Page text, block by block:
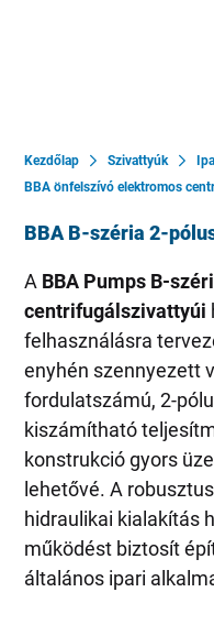
Kezdőlap Szivattyúk
BBA önfelszívó elektromos
BBA B-széria 2-
A BBA Pumps B-
centrifugálszivattyúi
felhasználásra
enyhén szennyezett
fordulatszámú, 2-
kiszámítható
konstrukció gyors
lehetővé. A
hidraulikai kialakítás
működést biztosít
általános ipari